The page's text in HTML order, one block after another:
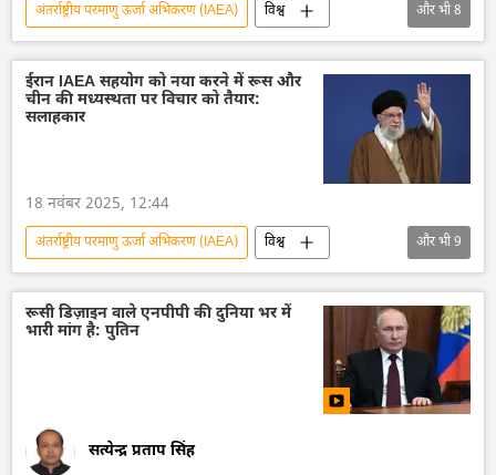
अंतर्राष्ट्रीय परमाणु ऊर्जा अभिकरण (IAEA)
विश्व
परमाणु संयंत्र
परमाणु परीक्षण
परमाणु हथियार
परमाणु पनडुब्बी
अमेरिका
डॉनल्ड ट्रम्प
और भी8
ईरान IAEA सहयोग को नया करने में रूस और
चीन की मध्यस्थता पर विचार को तैयार:
सलाहकार
18 नवंबर 2025, 12:44
अंतर्राष्ट्रीय परमाणु ऊर्जा अभिकरण (IAEA)
विश्व
ईरान
तेहरान
संयुक्त राष्ट्र
संयुक्त राष्ट्र महासचिव
प्रतिबंध
सर्गे लवरोव
और भी9
रूसी डिज़ाइन वाले एनपीपी की दुनिया भर में
भारी मांग है: पुतिन
सत्येन्द्र प्रताप सिंह